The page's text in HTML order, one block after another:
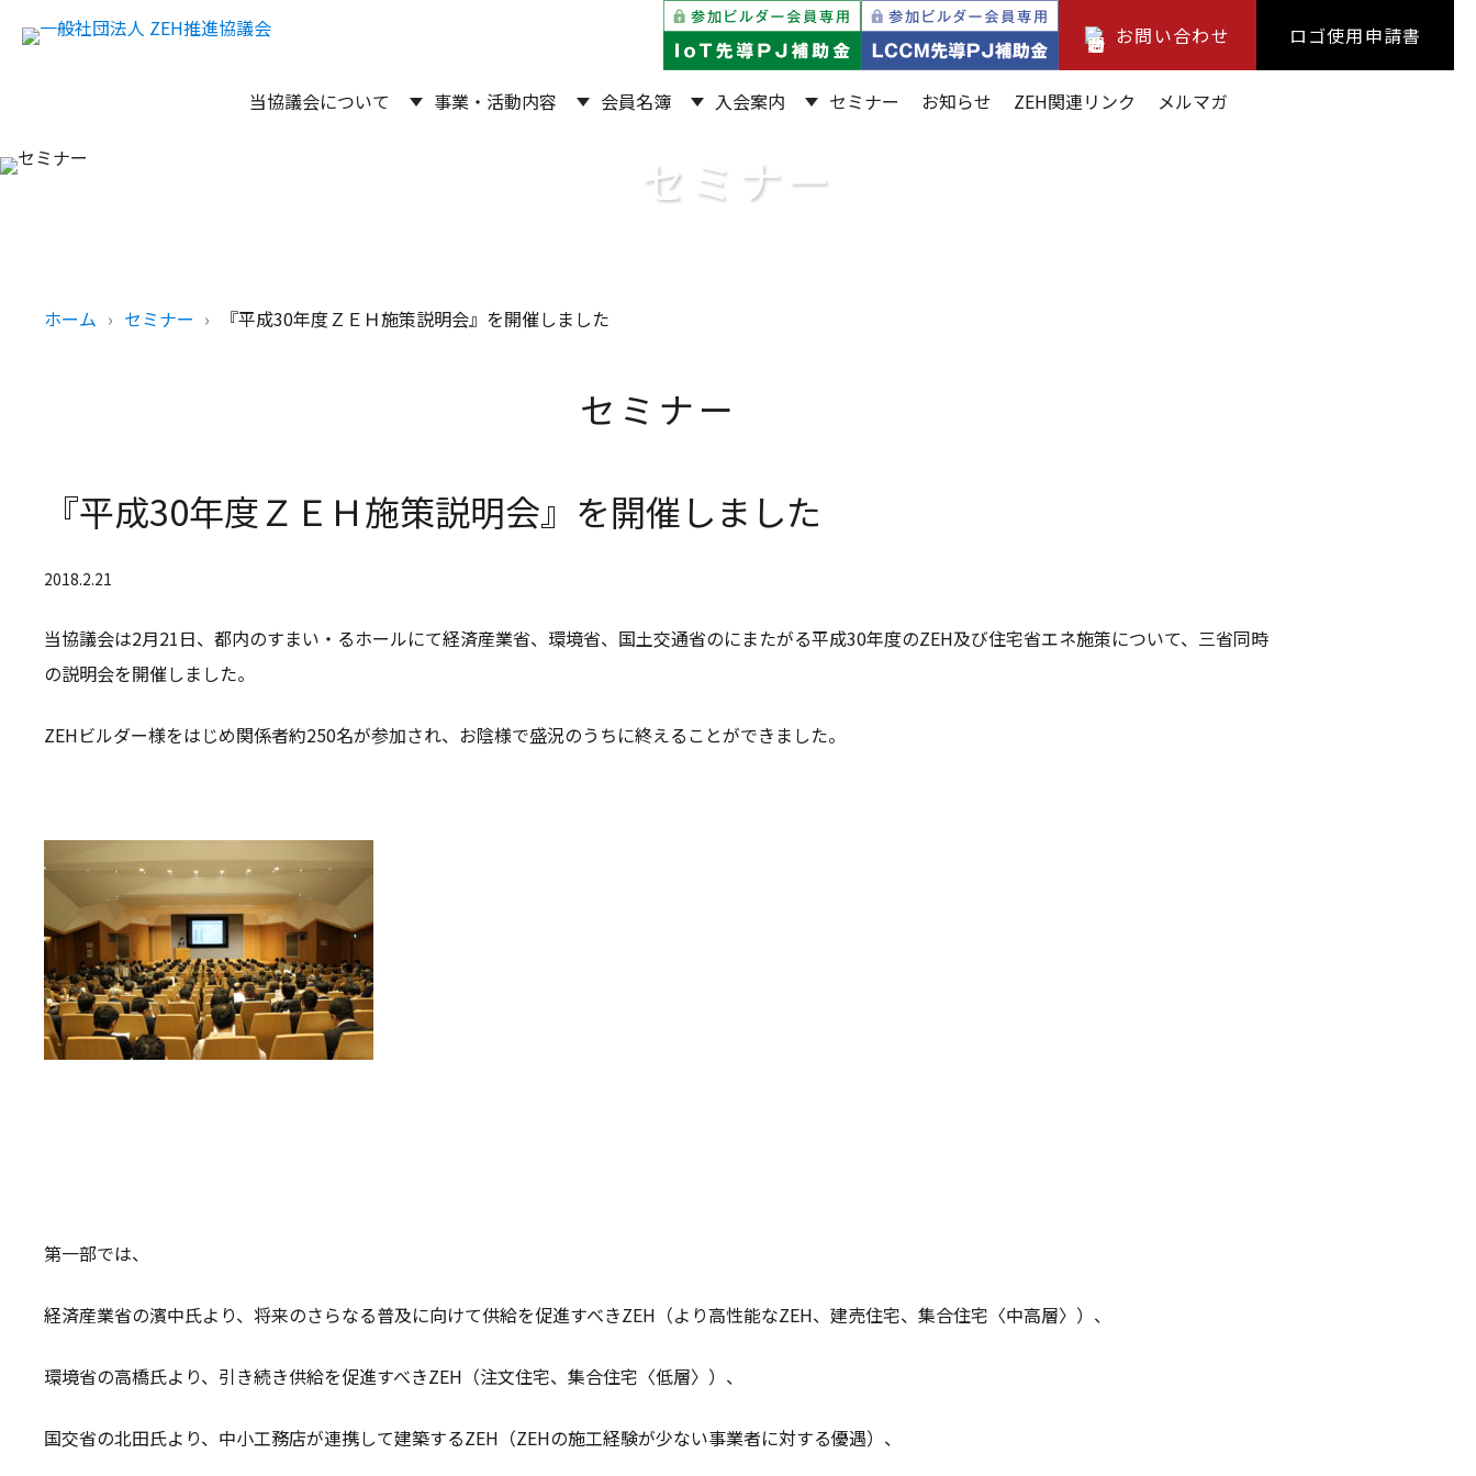
お問い合わせ ロゴ使用申請書
当協議会について 事業・活動内容 会員名簿 入会案内 セミナー お知らせ ZEH関連リンク メルマガ
セミナー
ホーム セミナー 『平成30年度ＺＥＨ施策説明会』を開催しました
セミナー
『平成30年度ＺＥＨ施策説明会』を開催しました
2018.2.21
当協議会は2月21日、都内のすまい・るホールにて経済産業省、環境省、国土交通省のにまたがる平成30年度のZEH及び住宅省エネ施策について、三省同時
の説明会を開催しました。
ZEHビルダー様をはじめ関係者約250名が参加され、お陰様で盛況のうちに終えることができました。
第一部では、
経済産業省の濱中氏より、将来のさらなる普及に向けて供給を促進すべきZEH（より高性能なZEH、建売住宅、集合住宅〈中高層〉）、
環境省の高橋氏より、引き続き供給を促進すべきZEH（注文住宅、集合住宅〈低層〉）、
国交省の北田氏より、中小工務店が連携して建築するZEH（ZEHの施工経験が少ない事業者に対する優遇）、